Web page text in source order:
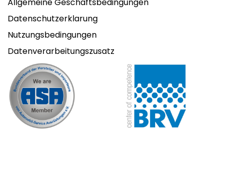
Datenschutzerklarung
Nutzungsbedingungen
Datenverarbeitungszusatz